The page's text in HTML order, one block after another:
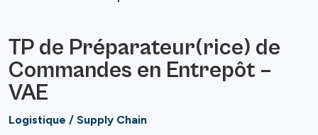
TP de Préparateur(rice) de
Commandes en Entrepôt –
VAE
Logistique / Supply Chain